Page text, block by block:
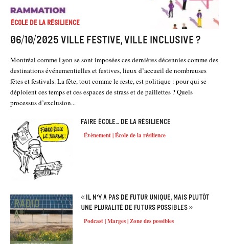
École de la résilience
06/10/2025 Ville festive, ville inclusive ?
Montréal comme Lyon se sont imposées ces dernières décennies comme des
destinations événementielles et festives, lieux d’accueil de nombreuses
fêtes et festivals. La fête, tout comme le reste, est politique : pour qui se
déploient ces temps et ces espaces de strass et de paillettes ? Quels
processus d’exclusion...
Faire école… de la résilience
Évènement | École de la résilience
« Il n’y a pas de futur unique, mais plutôt
une pluralité de futurs possibles »
Podcast | Marges | Zone des possibles